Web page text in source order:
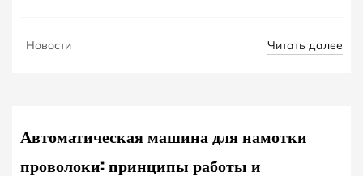
Новости Читать далее
05
Автоматическая машина для намотки
проволоки: принципы работы и